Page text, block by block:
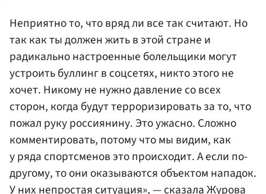
Неприятно то, что вряд ли все так считают. Но
так как ты должен жить в этой стране и
радикально настроенные болельщики могут
устроить буллинг в соцсетях, никто этого не
хочет. Никому не нужно давление со всех
сторон, когда будут терроризировать за то, что
пожал руку россиянину. Это ужасно. Сложно
комментировать, потому что мы видим, как
у ряда спортсменов это происходит. А если по-
другому, то они оказываются объектом нападок.
У них непростая ситуация», — сказала Журова